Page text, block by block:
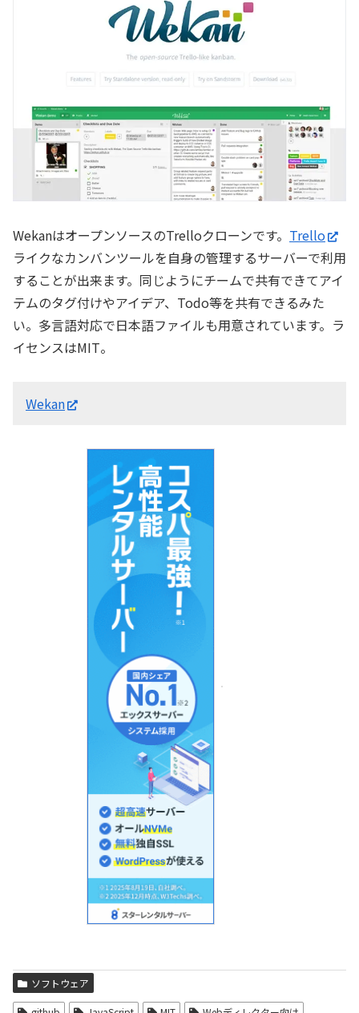
WekanはオープンソースのTrelloクローンです。 Trello
ライクなカンバンツールを自身の管理するサーバーで利用
することが出来ます。同じようにチームで共有できてアイ
テムのタグ付けやアイデア、Todo等を共有できるみた
い。多言語対応で日本語ファイルも用意されています。ラ
イセンスはMIT。
Wekan
ソフトウェア